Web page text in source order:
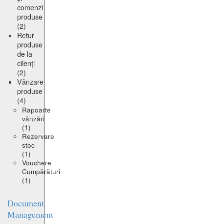
comenzi
produse
(2)
Retur
produse
de la
clienți
(2)
Vânzare
produse
(4)
Rapoarte
vânzări
(1)
Rezervare
stoc
(1)
Vouchere
Cumpărături
(1)
Document
Management